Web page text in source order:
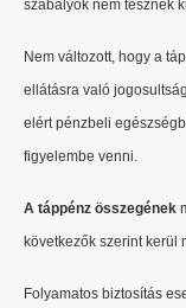
szabályok nem tesznek
Nem változott, hogy a
ellátásra való
elért pénzbeli
figyelembe venni.
A táppénz összegének
következők szerint kerül
Folyamatos biztosítás